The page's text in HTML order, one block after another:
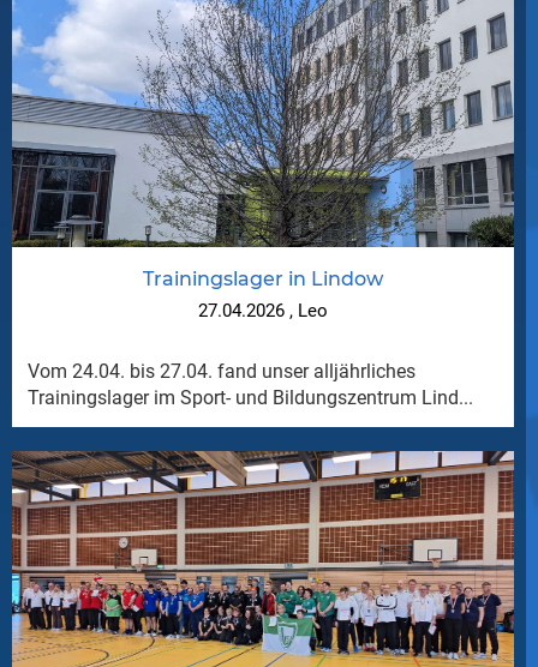
Trainingslager in Lindow
27.04.2026 , Leo
Vom 24.04. bis 27.04. fand unser alljährliches
Trainingslager im Sport- und Bildungszentrum Lind...